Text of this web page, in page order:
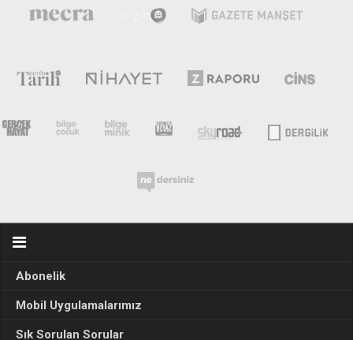
Abonelik
Mobil Uygulamalarımız
Sık Sorulan Sorular